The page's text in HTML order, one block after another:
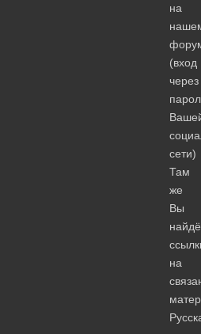
на
(вход
через
сети)
Там
же
Вы
на